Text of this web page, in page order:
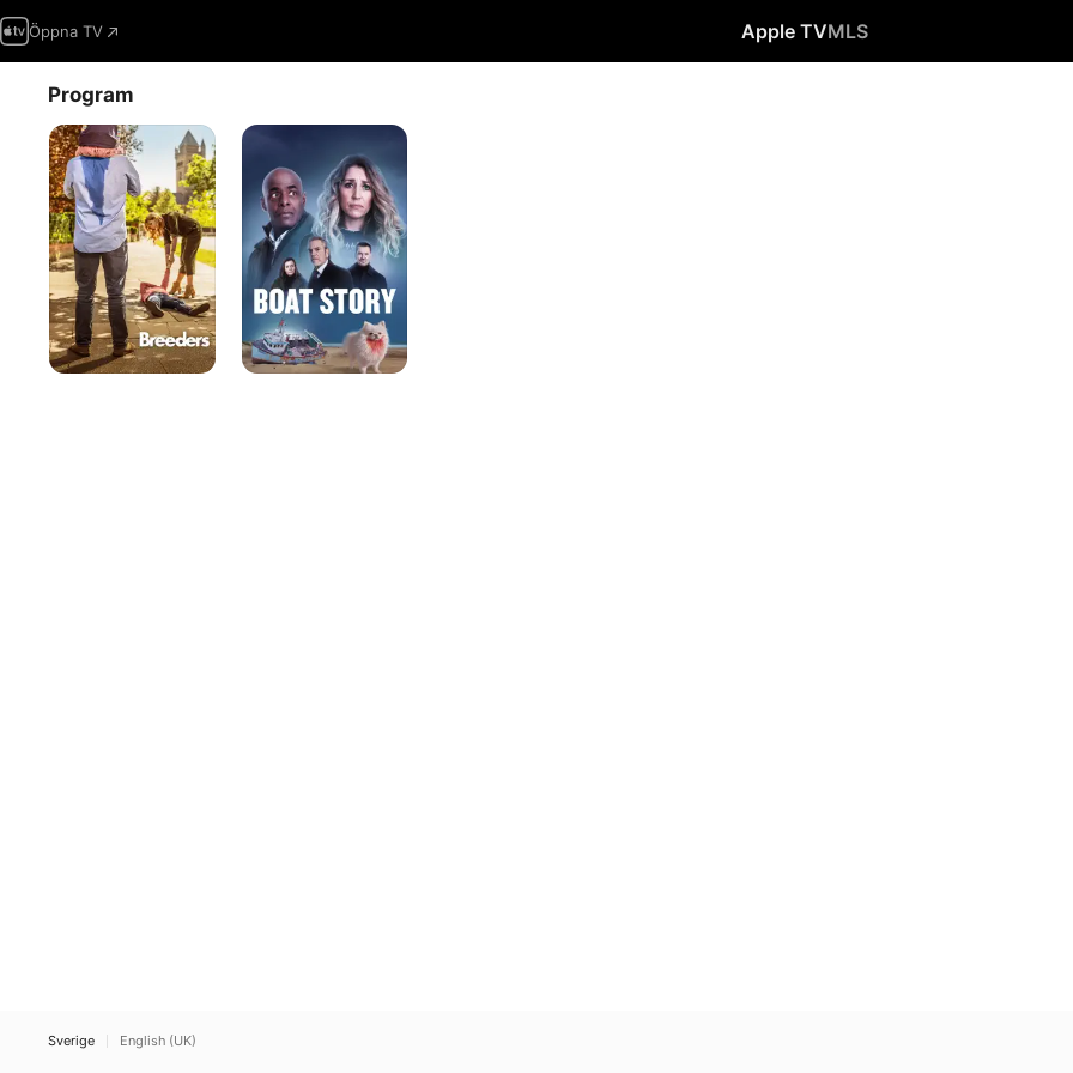
Öppna TV Apple TVMLS
Program
Breeders
Boat
Sverige English (UK)